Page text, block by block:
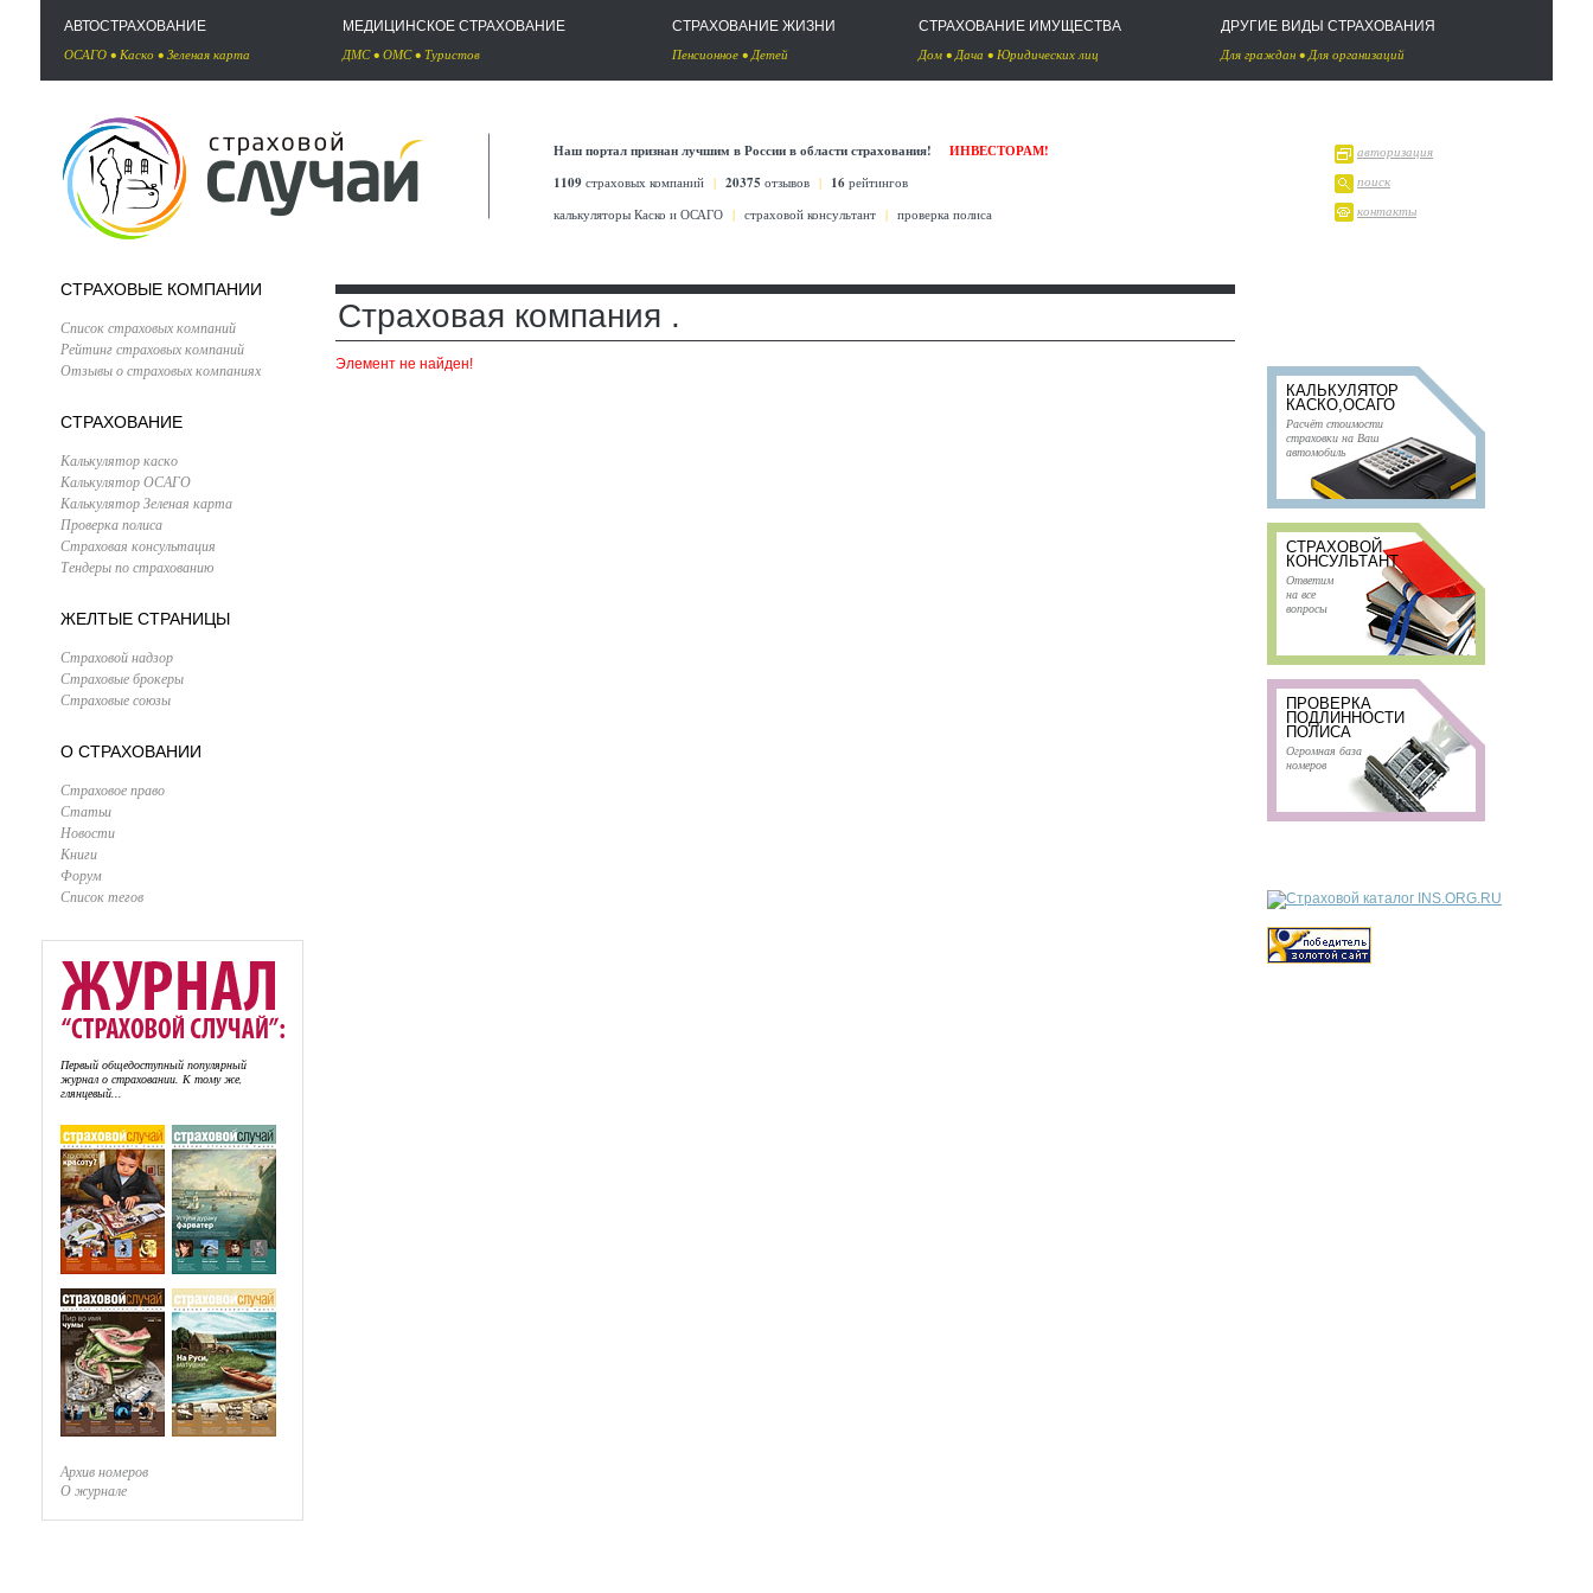
АВТОСТРАХОВАНИЕ
ОСАГО • Каско • Зеленая карта
МЕДИЦИНСКОЕ СТРАХОВАНИЕ
ДМС• ОМС• Туристов
СТРАХОВАНИЕ ЖИЗНИ
Пенсионное •Детей
СТРАХОВАНИЕ ИМУЩЕСТВА
Дом •Дача • Юридических лиц
ДРУГИЕ ВИДЫ СТРАХОВАНИЯ
Для граждан •Для организаций
Наш портал признан лучшим в России в области страхования!
ИНВЕСТОРАМ!
1109 страховых компаний | 20375 отзывов | 16 рейтингов
калькуляторы Каско и ОСАГО | страховой консультант | проверка полиса
авторизация
поиск
контакты
СТРАХОВЫЕ КОМПАНИИ
Список страховых компаний
Рейтинг страховых компаний
Отзывы о страховых компаниях
СТРАХОВАНИЕ
Калькулятор каско
Калькулятор ОСАГО
Калькулятор Зеленая карта
Проверка полиса
Страховая консультация
Тендеры по страхованию
ЖЕЛТЫЕ СТРАНИЦЫ
Страховой надзор
Страховые брокеры
Страховые союзы
О СТРАХОВАНИИ
Страховое право
Статьи
Новости
Книги
Форум
Список тегов
Первый общедоступный популярный
журнал о страховании. К тому же,
глянцевый...
Архив номеров
О журнале
Страховая компания .
Элемент не найден!
КАЛЬКУЛЯТОР
КАСКО,ОСАГО
Расчёт стоимости
страховки на Ваш
автомобиль
СТРАХОВОЙ
КОНСУЛЬТАНТ
Ответим
на все
вопросы
ПРОВЕРКА
ПОДЛИННОСТИ
ПОЛИСА
Огромная база
номеров